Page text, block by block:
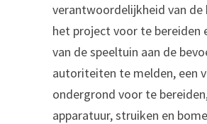
verantwoordelijkheid van de
het project voor te bereiden
van de speeltuin aan de
autoriteiten te melden, een
ondergrond voor te
apparatuur, struiken en